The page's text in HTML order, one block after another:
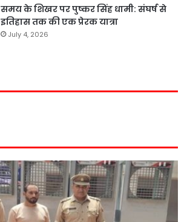
समय के शिखर पर पुष्कर सिंह धामी: संघर्ष से
इतिहास तक की एक प्रेरक यात्रा
July 4, 2026